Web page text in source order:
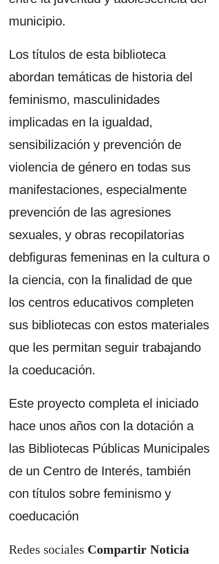
municipio.
Los títulos de esta biblioteca
abordan temáticas de historia del
feminismo, masculinidades
implicadas en la igualdad,
sensibilización y prevención de
violencia de género en todas sus
manifestaciones, especialmente
prevención de las agresiones
sexuales, y obras recopilatorias
debfiguras femeninas en la cultura o
la ciencia, con la finalidad de que
los centros educativos completen
sus bibliotecas con estos materiales
que les permitan seguir trabajando
la coeducación.
Este proyecto completa el iniciado
hace unos años con la dotación a
las Bibliotecas Públicas Municipales
de un Centro de Interés, también
con títulos sobre feminismo y
coeducación
Redes sociales Compartir Noticia